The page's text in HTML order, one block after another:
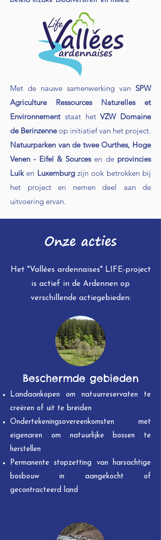
Met de nauwe samenwerking van SPW
Agriculture Ressources Naturelles et
Environnementstaat hetVZW Domaine
de Berinzenneop initiatief van het project.
Natuurparken van de twee Ourthes, Hoge
Venen - Eifel & Sourcesen de provincies
Luiken Luxemburgzijn ook betrokken bij
het project en nemen deel aan de
uitvoering ervan.
Onze acties
Het "Vallées ardennaises" LIFE-project
is actief in de Ardennen op
verschillende actiegebieden:
Beschermde gebieden
Landaankopen om natuurreservaten te
creëren of uit te breiden
Ondertekeningsovereenkomsten met
eigenaren om natuurlijke bossen te
herstellen
Permanente stopzetting van harsachtige
bosbouw in aangekocht of
gecontracteerd land